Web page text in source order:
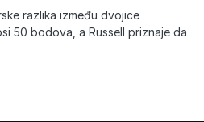
razlika između dvojice
50 bodova, a Russell priznaje da